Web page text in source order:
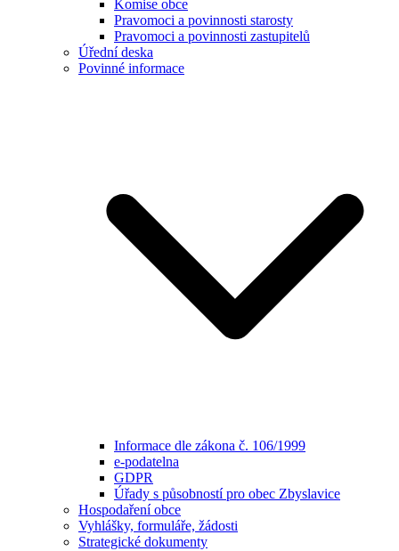
Komise obce
Pravomoci a povinnosti starosty
Pravomoci a povinnosti zastupitelů
Úřední deska
Povinné informace
Informace dle zákona č. 106/1999
e-podatelna
GDPR
Úřady s působností pro obec Zbyslavice
Hospodaření obce
Vyhlášky, formuláře, žádosti
Strategické dokumenty